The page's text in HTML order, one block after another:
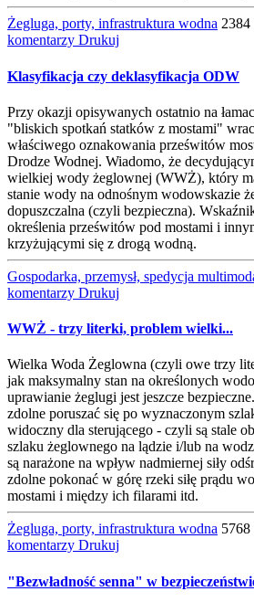
Żegluga, porty, infrastruktura wodna
komentarzy Drukuj
Klasyfikacja czy deklasyfikacja ODW
Przy okazji opisywanych ostatnio na
"bliskich spotkań statków z mostami"
właściwego oznakowania prześwitów
Drodze Wodnej. Wiadomo, że
wielkiej wody żeglownej (WWŻ), który
stanie wody na odnośnym wodowskazie
dopuszczalna (czyli bezpieczna).
określenia prześwitów pod mostami i
krzyżującymi się z drogą wodną.
Gospodarka, przemysł, spedycja
komentarzy Drukuj
WWŻ - trzy literki, problem wielki...
Wielka Woda Żeglowna (czyli owe trzy
jak maksymalny stan na określonych
uprawianie żeglugi jest jeszcze
zdolne poruszać się po wyznaczonym
widoczny dla sterującego - czyli są stale
szlaku żeglownego na lądzie i/lub na
są narażone na wpływ nadmiernej siły
zdolne pokonać w górę rzeki siłę prądu
mostami i między ich filarami itd.
Żegluga, porty, infrastruktura wodna
komentarzy Drukuj
"Bezwładność senna" w